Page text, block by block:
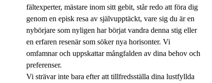
fältexperter, mästare inom sitt gebit, står redo att föra dig
genom en episk resa av självupptäckt, vare sig du är en
nybörjare som nyligen har börjat vandra denna stig eller
en erfaren resenär som söker nya horisonter. Vi
omfamnar och uppskattar mångfalden av dina behov och
preferenser.
Vi strävar inte bara efter att tillfredsställa dina lustfyllda